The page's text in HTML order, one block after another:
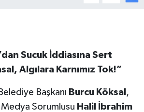
Sucuk İddiasına Sert
Algılara Karnımız Tok!”
Başkanı Burcu Köksal ,
Medya Sorumlusu Halil İbrahim